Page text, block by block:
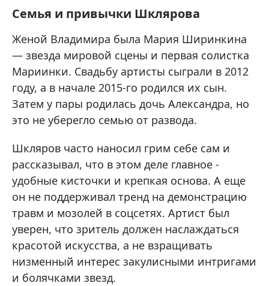
Семья и привычки Шклярова
Женой Владимира была Мария Ширинкина
— звезда мировой сцены и первая солистка
Мариинки. Свадьбу артисты сыграли в 2012
году, а в начале 2015-го родился их сын.
Затем у пары родилась дочь Александра, но
это не уберегло семью от развода.
Шкляров часто наносил грим себе сам и
рассказывал, что в этом деле главное -
удобные кисточки и крепкая основа. А еще
он не поддерживал тренд на демонстрацию
травм и мозолей в соцсетях. Артист был
уверен, что зритель должен наслаждаться
красотой искусства, а не взращивать
низменный интерес закулисными интригами
и болячками звезд.